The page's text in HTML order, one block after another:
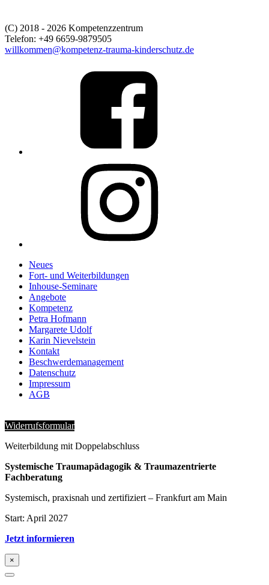
(C) 2018 - 2026 Kompetenzzentrum
Telefon: +49 6659-9879505
willkommen@kompetenz-trauma-kinderschutz.de
Neues
Fort- und Weiterbildungen
Inhouse-Seminare
Angebote
Kompetenz
Petra Hofmann
Margarete Udolf
Karin Nievelstein
Kontakt
Beschwerdemanagement
Datenschutz
Impressum
AGB
Widerrufsformular
Weiterbildung mit Doppelabschluss
Systemische Traumapädagogik & Traumazentrierte
Fachberatung
Systemisch, praxisnah und zertifiziert – Frankfurt am Main
Start: April 2027
Jetzt informieren
×